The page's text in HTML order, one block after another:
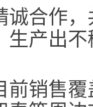
合作，
生产出
销售覆